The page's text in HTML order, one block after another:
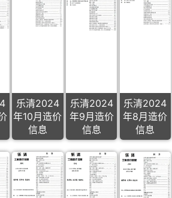
乐清2024
年10月造价
信息
乐清2024
年9月造价
信息
乐清2024
年8月造价
信息